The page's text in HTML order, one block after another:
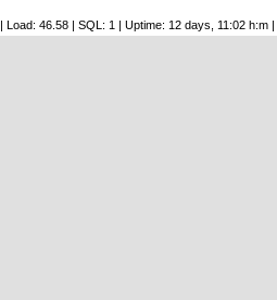
| Load: 46.58 | SQL: 1 | Uptime: 12 days, 11:02